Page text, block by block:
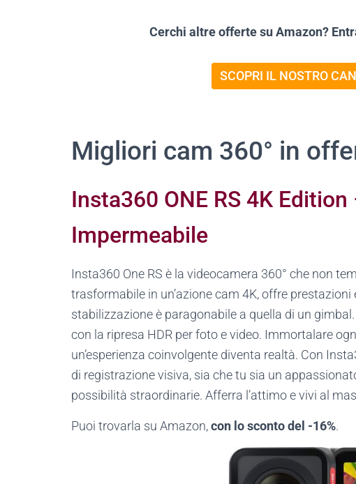
Cerchi altre offerte su Amazon?
SCOPRI IL NOSTRO
Migliori cam 360° in
Insta360 ONE RS 4K
Impermeabile
Insta360 One RS è la videocamera 360° che non
trasformabile in un’azione cam 4K, offre
stabilizzazione è paragonabile a quella di un
con la ripresa HDR per foto e video. Immortalare
un’esperienza coinvolgente diventa realtà. Con
di registrazione visiva, sia che tu sia un
possibilità straordinarie. Afferra l’attimo e vivi al
Puoi trovarla su Amazon,con lo sconto del -16%.